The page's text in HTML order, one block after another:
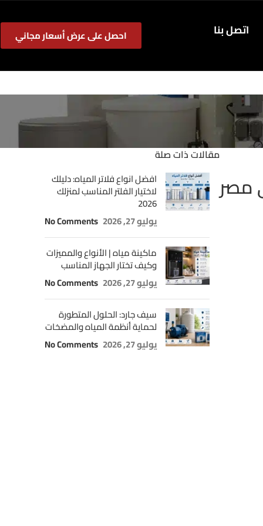
اتصل بنا احصل على عرض أسعار مجاني
مصر
مقالات ذات صلة
افضل انواع فلاتر المياه: دليلك
لاختيار الفلتر المناسب لمنزلك
2026
يوليو 27, 2026
No Comments
ماكينة مياه | الأنواع والمميزات
وكيف تختار الجهاز المناسب
يوليو 27, 2026
No Comments
سيف جارد: الحلول المتطورة
لحماية أنظمة المياه والمضخات
يوليو 27, 2026
No Comments